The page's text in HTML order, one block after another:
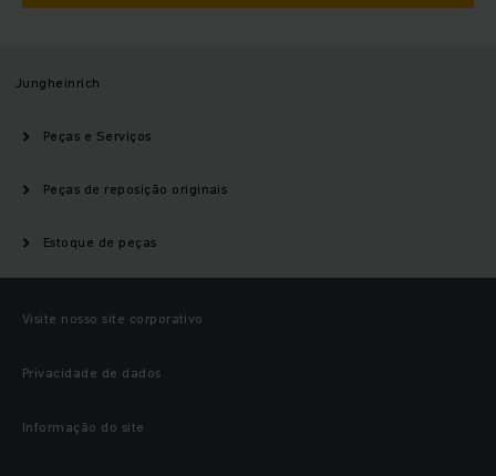
Jungheinrich
Peças e Serviços
Peças de reposição originais
Estoque de peças
Visite nosso site corporativo
Privacidade de dados
Informação do site